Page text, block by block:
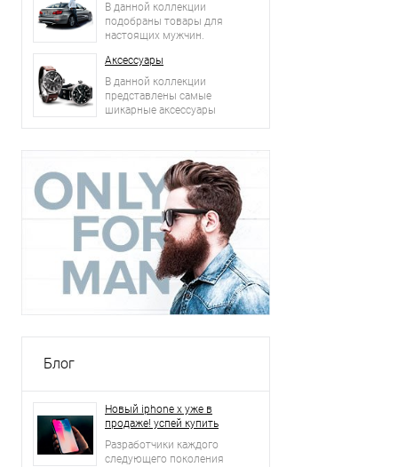
В данной коллекции
подобраны товары для
настоящих мужчин.
Аксессуары
В данной коллекции
представлены самые
шикарные аксессуары
Блог
Новый iphone x уже в
продаже! успей купить
Разработчики каждого
следующего поколения